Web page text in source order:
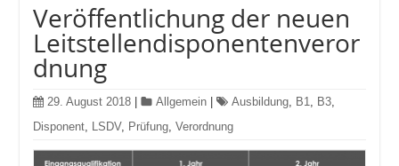
Veröffentlichung der neuen
Leitstellendisponentenveror
dnung
29. August 2018 Allgemein Ausbildung, B1, B3,
Disponent, LSDV, Prüfung,Verordnung